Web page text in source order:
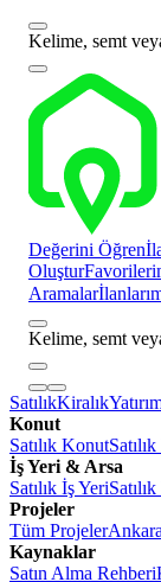
Kelime, semt
Değerini Öğren
Oluştur
Aramalar
Kelime, semt
SatılıkKiralık
Konut
Satılık Konut
İş Yeri & Arsa
Satılık İş Yeri
Projeler
Tüm Projeler
Kaynaklar
Satın Alma Rehberi